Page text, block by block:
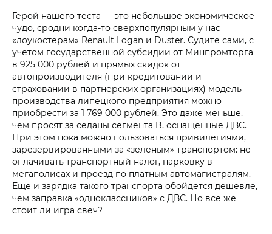
Герой нашего теста — это небольшое экономическое
чудо, сродни когда-то сверхпопулярным у нас
«лоукостерам» Renault Logan и Duster. Судите сами, с
учетом государственной субсидии от Минпромторга
в 925 000 рублей и прямых скидок от
автопроизводителя (при кредитовании и
страховании в партнерских организациях) модель
производства липецкого предприятия можно
приобрести за 1 769 000 рублей. Это даже меньше,
чем просят за седаны сегмента B, оснащенные ДВС.
При этом пока можно пользоваться привилегиями,
зарезервированными за «зеленым» транспортом: не
оплачивать транспортный налог, парковку в
мегаполисах и проезд по платным автомагистралям.
Еще и зарядка такого транспорта обойдется дешевле,
чем заправка «одноклассников» с ДВС. Но все же
стоит ли игра свеч?